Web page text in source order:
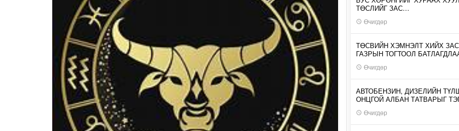
ТӨСЛИЙГ ЗАС…
Өчигдөр
ТӨСВИЙН ХЭМНЭЛТ ХИЙХ
ГАЗРЫН ТОГТООЛ
Өчигдөр
АВТОБЕНЗИН, ДИЗЕЛИЙН
ОНЦГОЙ АЛБАН ТАТВАРЫГ
Өчигдөр